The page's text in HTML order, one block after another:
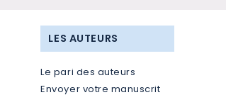
LES AUTEURS
Le pari des auteurs
Envoyer votre manuscrit